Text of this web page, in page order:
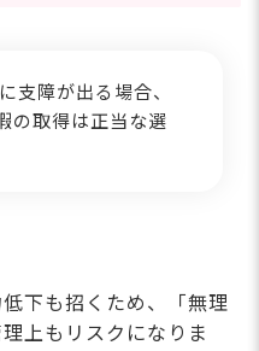
支障が出る場合、
の取得は正当な選
下も招くため、「無理
上もリスクになりま